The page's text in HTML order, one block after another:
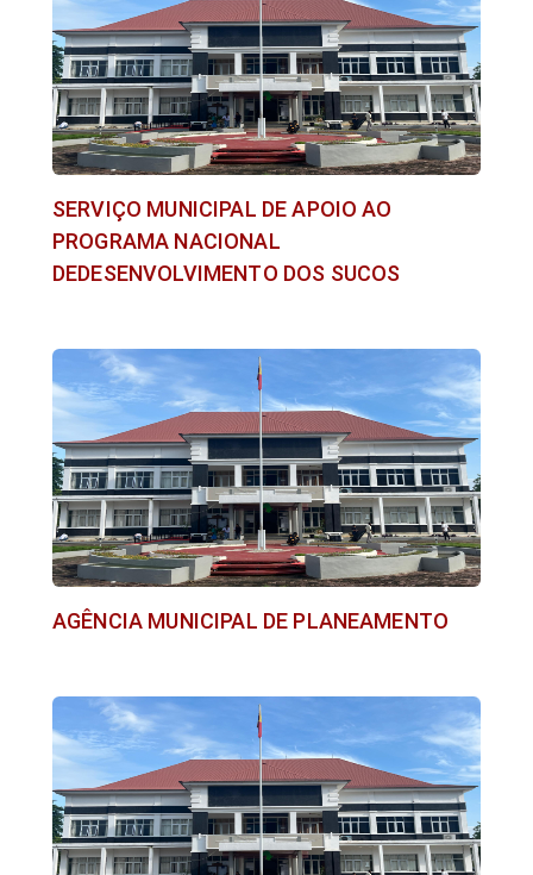
SERVIÇO MUNICIPAL DE APOIO AO
PROGRAMA NACIONAL
DEDESENVOLVIMENTO DOS SUCOS
AGÊNCIA MUNICIPAL DE PLANEAMENTO